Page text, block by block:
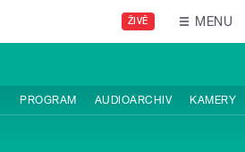
ŽIVĚ MENU
PROGRAM AUDIOARCHIV KAMERY